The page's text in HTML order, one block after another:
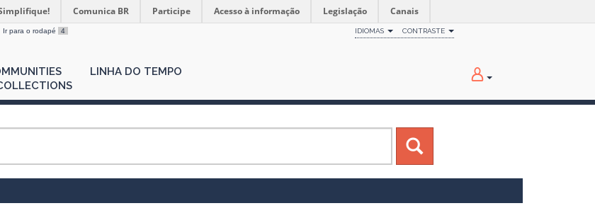
Comunica BR Participe Acesso à informação Legislação Canais
Ir para o rodapé 4 IDIOMAS CONTRASTE
LINHA DO TEMPO